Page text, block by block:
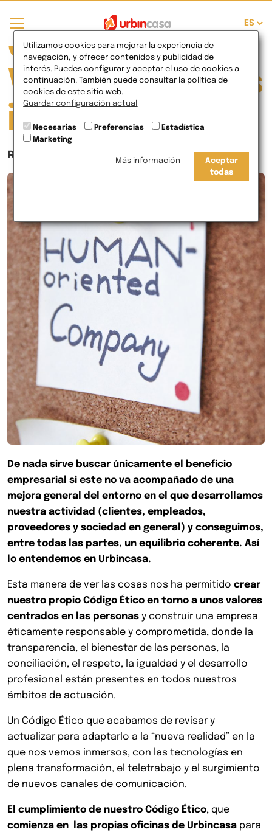
Currently
Viewing Posts
in Confianza
Renovamos nuestro Código Ético
De nada sirve buscar únicamente el beneficio
empresarial si este no va acompañado de una
mejora general del entorno en el que desarrollamos
nuestra actividad (clientes, empleados,
proveedores y sociedad en general) y conseguimos,
entre todas las partes, un equilibrio coherente. Así
lo entendemos en Urbincasa.
Esta manera de ver las cosas nos ha permitido crear
nuestro propio Código Ético en torno a unos valores
centrados en las personas y construir una empresa
éticamente responsable y comprometida, donde la
transparencia, el bienestar de las personas, la
conciliación, el respeto, la igualdad y el desarrollo
profesional están presentes en todos nuestros
ámbitos de actuación.
Un Código Ético que acabamos de revisar y
actualizar para adaptarlo a la “nueva realidad” en la
que nos vemos inmersos, con las tecnologías en
plena transformación, el teletrabajo y el surgimiento
de nuevos canales de comunicación.
El cumplimiento de nuestro Código Ético, que
comienza en las propias oficinas de Urbincasa para
Utilizamos cookies para mejorar la experiencia de
navegación, y ofrecer contenidos y publicidad de
interés. Puedes configurar y aceptar el uso de cookies a
continuación. También puede consultar la política de
cookies de este sitio web.
Guardar configuración actual
Necesarias Preferencias
Estadística
Marketing
Más información
Aceptar
todas